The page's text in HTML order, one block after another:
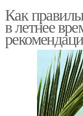
Чувствительная
Уход за
Как
в летнее